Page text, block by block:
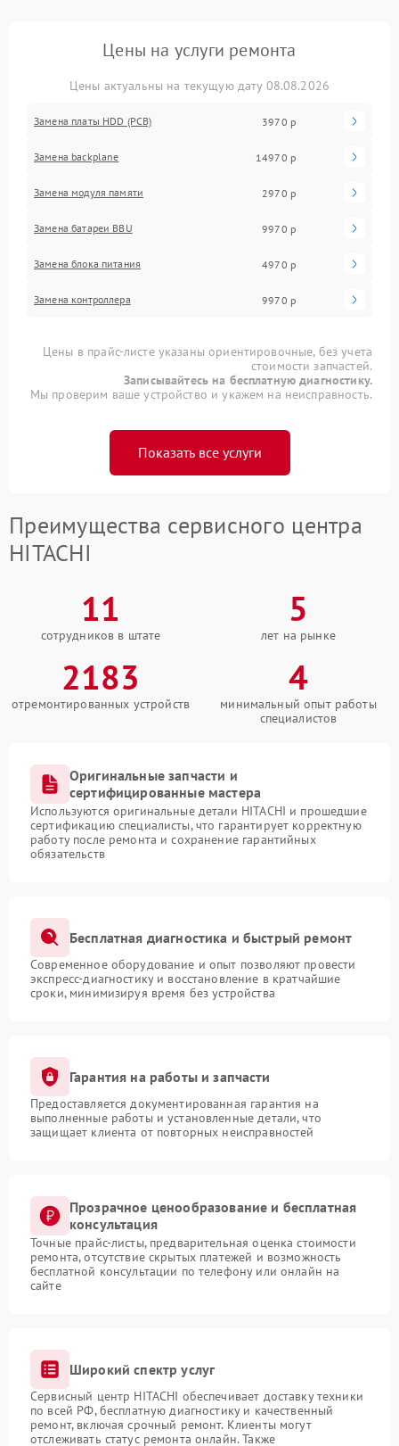
Цены на услуги ремонта
Цены актуальны на текущую дату 08.08.2026
Замена платы HDD (PCB) 3970 р
Замена backplane 14970 р
Замена модуля памяти 2970 р
Замена батареи BBU 9970 р
Замена блока питания 4970 р
Замена контроллера 9970 р
Цены в прайс-листе указаны ориентировочные, без учета
стоимости запчастей.
Записывайтесь на бесплатную диагностику.
Мы проверим ваше устройство и укажем на неисправность.
Показать все услуги
Преимущества сервисного центра
HITACHI
11
сотрудников в штате
5
лет на рынке
2183
отремонтированных устройств
4
минимальный опыт работы
специалистов
Оригинальные запчасти и
сертифицированные мастера
Используются оригинальные детали HITACHI и прошедшие
сертификацию специалисты, что гарантирует корректную
работу после ремонта и сохранение гарантийных
обязательств
Бесплатная диагностика и быстрый ремонт
Современное оборудование и опыт позволяют провести
экспресс-диагностику и восстановление в кратчайшие
сроки, минимизируя время без устройства
Гарантия на работы и запчасти
Предоставляется документированная гарантия на
выполненные работы и установленные детали, что
защищает клиента от повторных неисправностей
Прозрачное ценообразование и бесплатная
консультация
Точные прайс-листы, предварительная оценка стоимости
ремонта, отсутствие скрытых платежей и возможность
бесплатной консультации по телефону или онлайн на
сайте
Широкий спектр услуг
Сервисный центр HITACHI обеспечивает доставку техники
по всей РФ, бесплатную диагностику и качественный
ремонт, включая срочный ремонт. Клиенты могут
отслеживать статус ремонта онлайн. Также